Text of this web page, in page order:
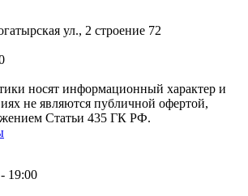
ул., 2 строение 72
носят информационный характер и
не являются публичной офертой,
Статьи 435 ГК РФ.
19:00